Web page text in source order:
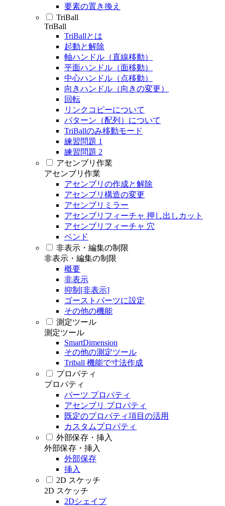
要素の置き換え
TriBall
TriBall
TriBallとは
起動と解除
軸ハンドル（直線移動）
平面ハンドル（面移動）
中心ハンドル（点移動）
向きハンドル（向きの変更）
回転
リンクコピーについて
パターン（配列）について
TriBallのみ移動モード
練習問題 1
練習問題 2
アセンブリ作業
アセンブリ作業
アセンブリの作成と解除
アセンブリ構造の変更
アセンブリミラー
アセンブリフィーチャ 押し出しカット
アセンブリフィーチャ 穴
ベンド
非表示・編集の制限
非表示・編集の制限
概要
非表示
抑制[非表示]
ゴーストパーツに設定
その他の機能
測定ツール
測定ツール
SmartDimension
その他の測定ツール
Triball 機能で寸法作成
プロパティ
プロパティ
パーツ プロパティ
アセンブリ プロパティ
既定のプロパティ項目の活用
カスタムプロパティ
外部保存・挿入
外部保存・挿入
外部保存
挿入
2D スケッチ
2D スケッチ
2Dシェイプ